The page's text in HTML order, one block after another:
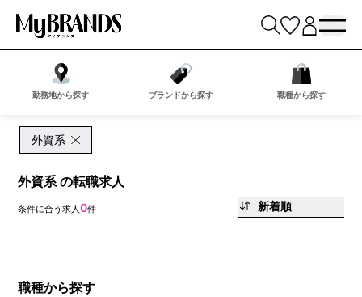
勤務地から探す ブランドから探す 職種から探す
外資系
外資系 の転職求人
条件に合う求人0件 新着順
職種から探す